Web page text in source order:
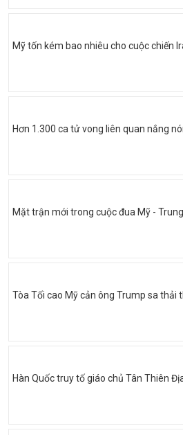
Mỹ tốn kém bao nhiêu cho cuộc chiến
Hơn 1.300 ca tử vong liên quan nắng
Mặt trận mới trong cuộc đua Mỹ - Trung
Tòa Tối cao Mỹ cản ông Trump sa thải
Hàn Quốc truy tố giáo chủ Tân Thiên